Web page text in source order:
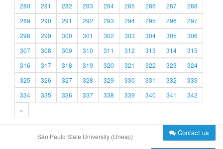
280
281 282 283 284 285 286 287
288
289
290 291 292 293 294 295 296
297
298
299 300 301 302 303 304 305
306
307
308 309 310 311 312 313 314
315
316
317 318 319 320 321 322 323
324
325
326 327 328 329 330 331 332
333
334
335 336 337 338 339 340 341
342
»
São Paulo State University (Unesp) Contact us